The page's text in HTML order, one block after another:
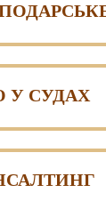
У СУДАХ